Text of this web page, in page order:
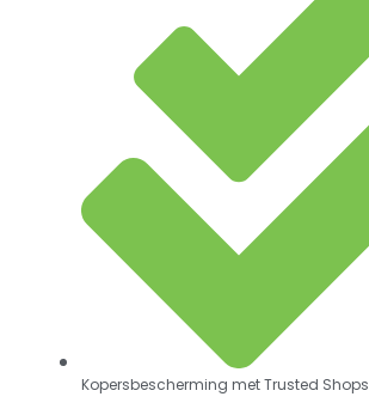
Kopersbescherming met Trusted Shops